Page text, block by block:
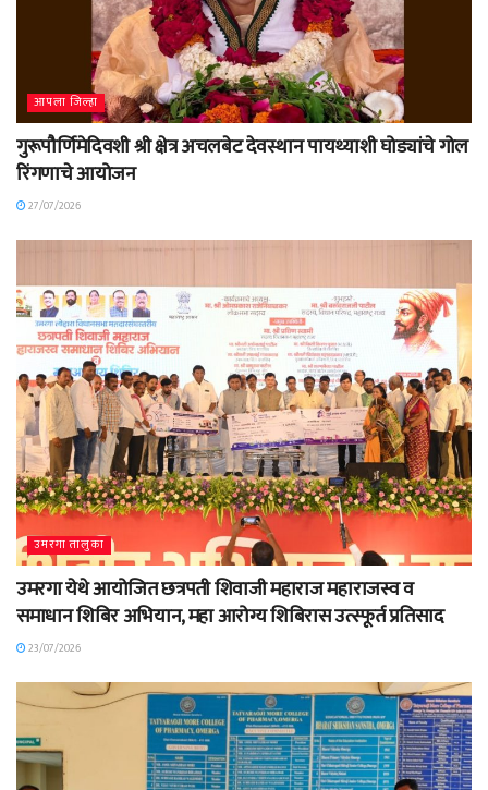
आपला जिल्हा
गुरूपौर्णिमेदिवशी श्री क्षेत्र अचलबेट देवस्थान पायथ्याशी घोड्यांचे गोल
रिंगणाचे आयोजन
27/07/2026
उमरगा तालुका
उमरगा येथे आयोजित छत्रपती शिवाजी महाराज महाराजस्व व
समाधान शिबिर अभियान, महा आरोग्य शिबिरास उत्स्फूर्त प्रतिसाद
23/07/2026